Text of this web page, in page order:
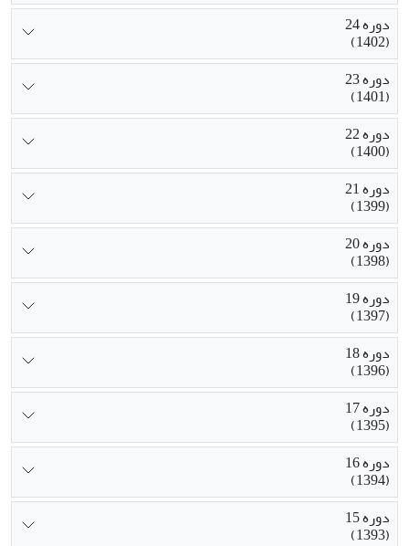
دوره 24
(1402)
دوره 23
(1401)
دوره 22
(1400)
دوره 21
(1399)
دوره 20
(1398)
دوره 19
(1397)
دوره 18
(1396)
دوره 17
(1395)
دوره 16
(1394)
دوره 15
(1393)